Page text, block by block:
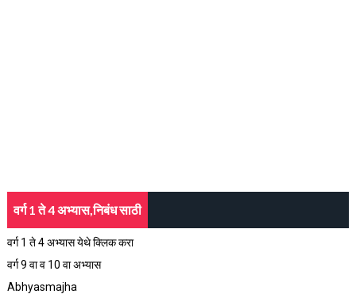
वर्ग 1 ते 4 अभ्यास,निबंध साठी
वर्ग 1 ते 4 अभ्यास येथे क्लिक करा
वर्ग 9 वा व 10 वा अभ्यास
Abhyasmajha